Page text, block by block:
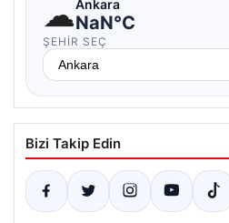
☁Ankara
NaN°C
ŞEHIR SEÇ
Bizi Takip Edin